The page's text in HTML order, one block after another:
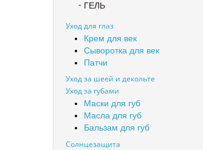
ГЕЛЬ
Уход для глаз
Крем для век
Сыворотка для век
Патчи
Уход за шеей и декольте
Уход за губами
Маски для губ
Масла для губ
Бальзам для губ
Солнцезащита